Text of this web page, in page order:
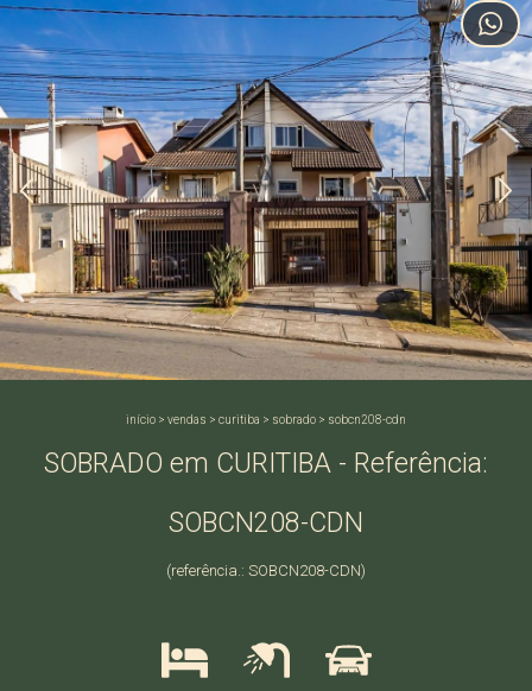
início > vendas > curitiba > sobrado > sobcn208-cdn
SOBRADO em CURITIBA - Referência:
SOBCN208-CDN
(referência.: SOBCN208-CDN)